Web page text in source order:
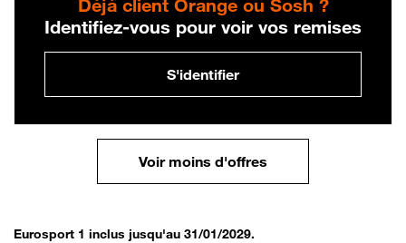
Déjà client Orange ou Sosh ?
Identifiez-vous pour voir vos remises
S'identifier
Voir moins d'offres
Eurosport 1 inclus jusqu'au 31/01/2029.